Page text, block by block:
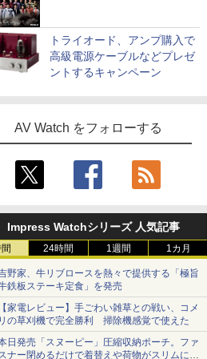
トライオード、アンプ購入で
高級電源ケーブルなどプレゼ
ントするキャンペーン
AV Watch をフォローする
Impress Watchシリーズ 人気記事
24時間 1週間 1カ月
野家、牛リブロースを熱々で提供する「極旨
鉄板ステーキ定食」を発売
家電レビュー】手ごわい雑草との戦い、コメ
の草刈機で完全勝利 掃除機感覚で使えた
日発売「スヌーピー」圧縮収納ポーチ。ファ
ナー閉めるだけで着替えや荷物がスリムにま